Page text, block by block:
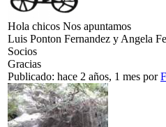
Hola chicos Nos apuntamos
Luis Ponton Fernandez y Angela
Socios
Gracias
Publicado: hace 2 años, 1 mes por